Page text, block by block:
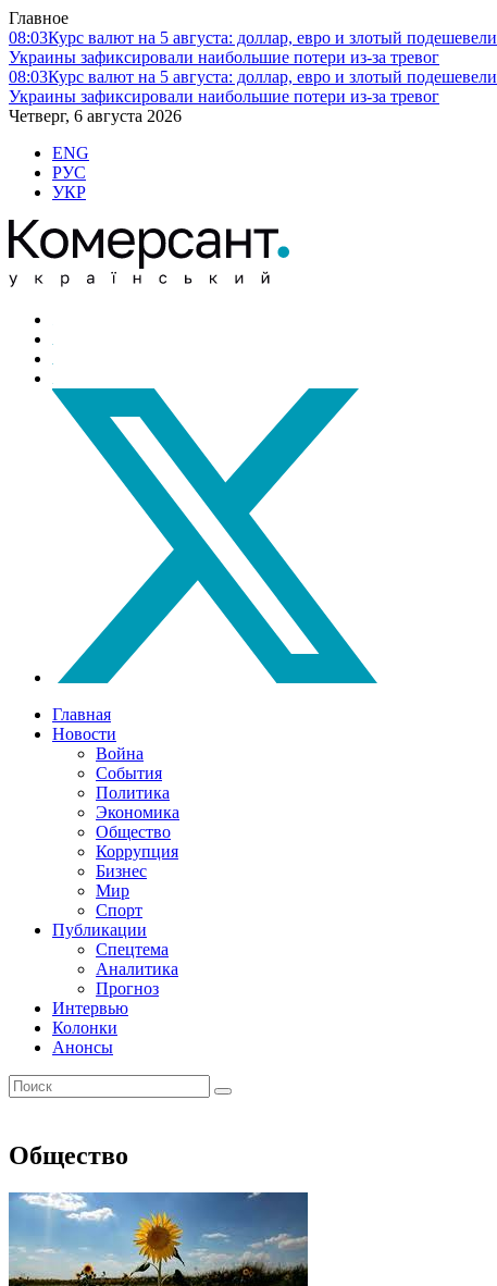
Главное
08:03Курс валют на 5 августа: доллар, евро и злотый подешевели
Украины зафиксировали наибольшие потери из-за тревог
08:03Курс валют на 5 августа: доллар, евро и злотый подешевели
Украины зафиксировали наибольшие потери из-за тревог
Четверг, 6 августа 2026
ENG
РУС
УКР
Главная
Новости
Война
События
Политика
Экономика
Общество
Коррупция
Бизнес
Мир
Спорт
Публикации
Спецтема
Аналитика
Прогноз
Интервью
Колонки
Анонсы
Общество